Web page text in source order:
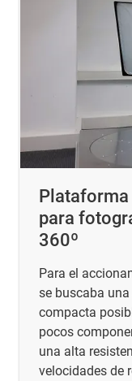
para
360º
Para el
se buscaba
compacta
pocos
una alta
velocidades de